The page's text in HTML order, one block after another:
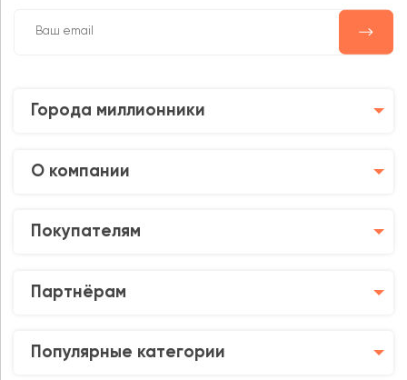
Города миллионники
О компании
Покупателям
Партнёрам
Популярные категории